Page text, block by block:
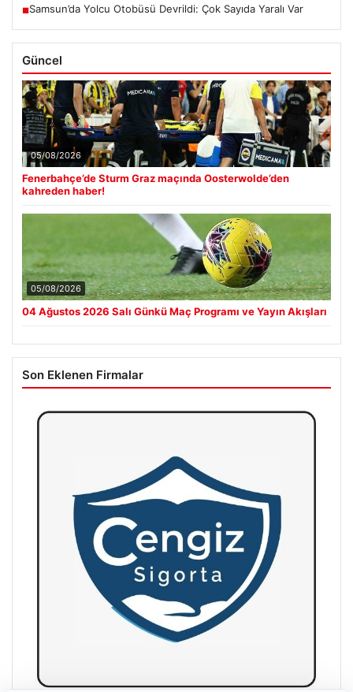
■Samsun’da Yolcu Otobüsü Devrildi: Çok Sayıda Yaralı Var
Güncel
05/08/2026
Fenerbahçe’de Sturm Graz maçında Oosterwolde’den
kahreden haber!
05/08/2026
04 Ağustos 2026 Salı Günkü Maç Programı ve Yayın Akışları
Son Eklenen Firmalar